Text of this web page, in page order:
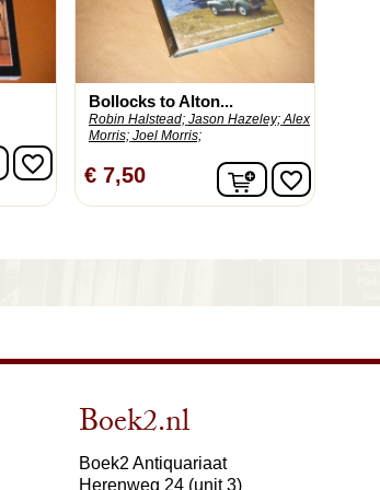
In winkelwagen
favorite_border
Bollocks to Alton...
Robin Halstead; Jason Hazeley; Alex
Morris; Joel Morris;
€ 7,50 In winkelwagen
favorite_border
Boek2.nl
Boek2 Antiquariaat
Herenweg 24 (unit 3)